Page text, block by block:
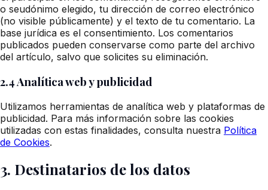
o seudónimo elegido, tu dirección de correo electrónico
(no visible públicamente) y el texto de tu comentario. La
base jurídica es el consentimiento. Los comentarios
publicados pueden conservarse como parte del archivo
del artículo, salvo que solicites su eliminación.
2.4 Analítica web y publicidad
Utilizamos herramientas de analítica web y plataformas de
publicidad. Para más información sobre las cookies
utilizadas con estas finalidades, consulta nuestra Política
de Cookies.
3. Destinatarios de los datos